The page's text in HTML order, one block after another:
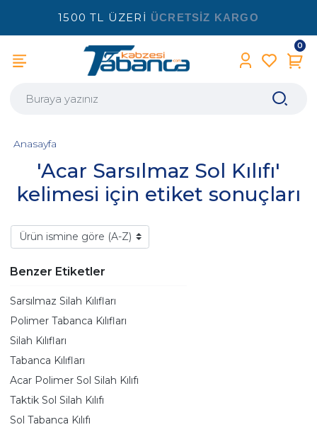
1500 TL ÜZERİ ÜCRETSİZ KARGO
0
'Acar Sarsılmaz Sol Kılıfı'
kelimesi için etiket sonuçları
Anasayfa
Benzer Etiketler
Sarsılmaz Silah Kılıfları
Polimer Tabanca Kılıfları
Silah Kılıfları
Tabanca Kılıfları
Acar Polimer Sol Silah Kılıfı
Taktik Sol Silah Kılıfı
Sol Tabanca Kılıfı